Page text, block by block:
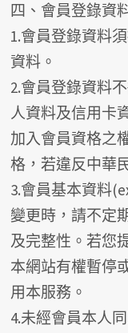
四、會員登錄資
1.會員登錄資料
資料。
2.會員登錄資料
人資料及信用卡
加入會員資格之
格，若違反中華
3.會員基本資料
變更時，請不定
及完整性。若您
本網站有權暫停
用本服務。
4.未經會員本人